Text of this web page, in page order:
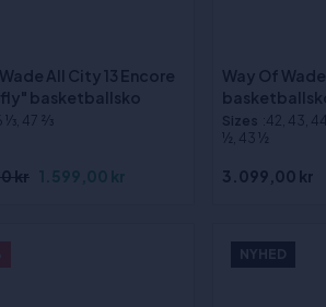
All City 13 Encore
basketballsko
47 2⁄3
kr 1.599,00 kr
Way Of
Sizes :42, 43,
½, 43 ½
3.099,00 kr
NYHED